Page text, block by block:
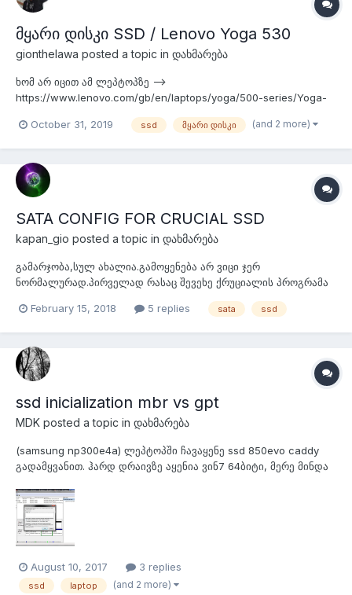
მყარი დისკი SSD / Lenovo Yoga 530
gionthelawa posted a topic in დახმარება
ხომ არ იცით ამ ლეპტოპზე -->
https://www.lenovo.com/gb/en/laptops/yoga/500-series/Yoga-
მოვარგო? და ორი შემიძლია თუ მხოლოდ ერთი? ანუ
https://www.crucial.com/usa/en/yoga-530-14arr-(m*...
October 31, 2019 ssd მყარი დისკი (and 2 more)
SATA CONFIG FOR CRUCIAL SSD
kapan_gio posted a topic in დახმარება
გამარჯობა,სულ ახალია.გამოყენება არ ვიცი ჯერ
ნორმალურად.პირველად რასაც შევეხე ქრუციალის პროგრამა
აქამდე ეყენა enchansed s-ata . ჩავსვი თუ არა SSD სისტემა
შემდეგ რომ მარტო სატა დამეტოვებია...
February 15, 2018 5 replies sata ssd
ssd inicialization mbr vs gpt
MDK posted a topic in დახმარება
(samsung np300e4a) ლეპტოპში ჩავაყენე ssd 850evo caddy
გადამყვანით. ჰარდ დრაივზე აყენია ვინ7 64ბიტი, მერე მინდა
პრობლემა რომ არ შეიქმნას, ინიციალიზაცია ფართიშენ
მენეჯერიდან ესესდის MBR თუ GPT სისტემაზე უნდა გავუკეთო?
(მყარი დისკი ახლა მბრ სისტემაზეა)
August 10, 2017 3 replies
ssd laptop (and 2 more)